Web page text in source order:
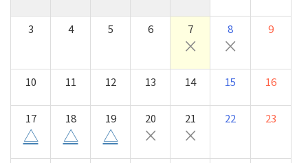
3 4 5 6 7
×
8
×
9
10 11 12 13 14 15 16
17
△
18
△
19
△
20
×
21
×
22 23